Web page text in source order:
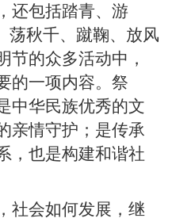
还包括踏青、游
荡秋千、蹴鞠、放风
节的众多活动中，
的一项内容。祭
中华民族优秀的文
亲情守护；是传承
，也是构建和谐社
社会如何发展，继